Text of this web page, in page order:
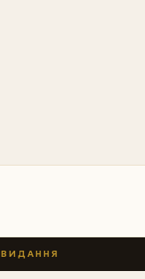
ВИДАННЯ